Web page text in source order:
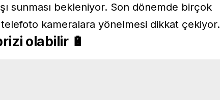
sunması bekleniyor. Son dönemde birçok
kameralara yönelmesi dikkat çekiyor.
olabilir 🔋